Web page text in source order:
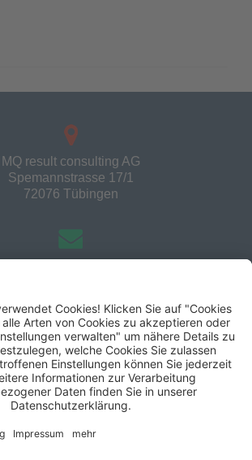
MQ result consulting AG
Spemannstrasse 17/1
72076 Tübingen
+49 7071 44372
MQ result consulting AG